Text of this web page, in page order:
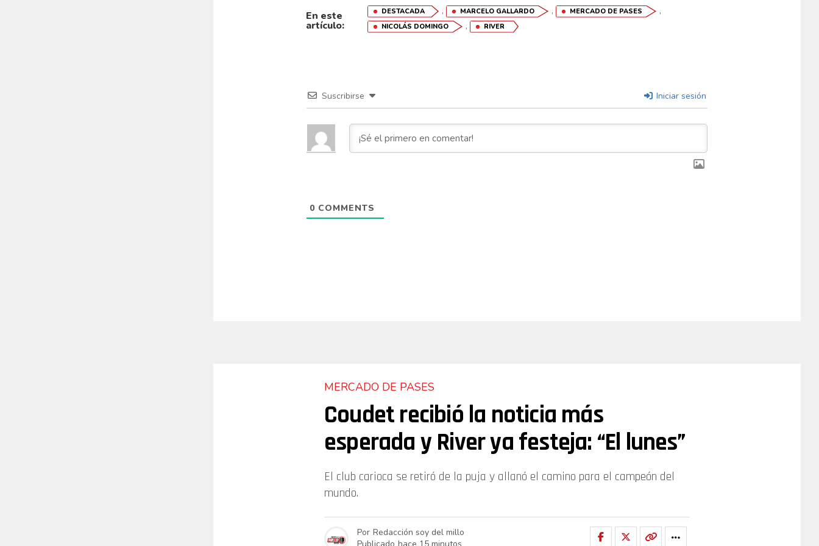
En este
artículo:
DESTACADA , MARCELO GALLARDO , MERCADO DE PASES ,
NICOLÁS DOMINGO , RIVER
Suscribirse Iniciar sesión
0 COMMENTS
MERCADO DE PASES
Coudet recibió la noticia más
esperada y River ya festeja: “El lunes”
El club carioca se retiró de la puja y allanó el camino para el campeón del
mundo.
Por Redacción soy del millo